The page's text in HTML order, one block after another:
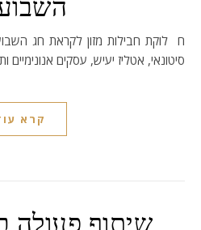
חלוקת חבילות מזון לקראת חג השבועות – בשיתוף עם כספין שיווק
סיטונאי, אטליז יעיש, עסקים אנונימיים
קרא
שיתוף פעולה